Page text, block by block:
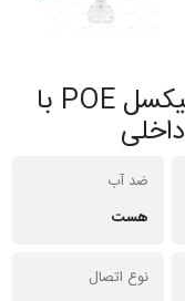
دوربین بالت IP فلزی 5 مگاپیکسل POE با
ضد آب
هست
نوع اتصال